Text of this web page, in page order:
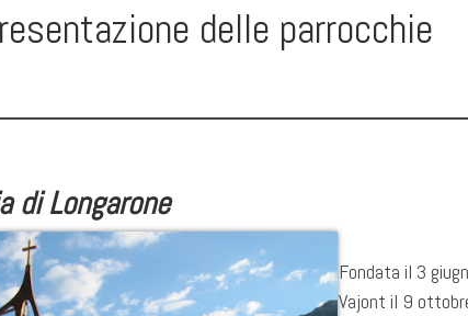
delle parrocchie
di Longarone
Fondata il 3
Vajont il 9